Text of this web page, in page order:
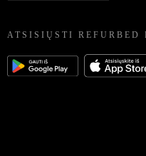
ATSISIŲSTI REFURBED